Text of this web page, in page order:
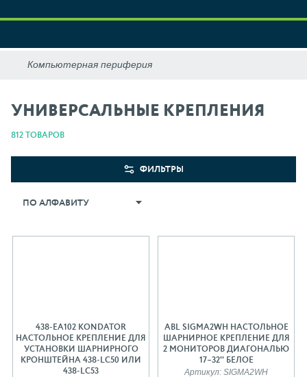
УНИВЕРСАЛЬНЫЕ КРЕПЛЕНИЯ
812 ТОВАРОВ
ФИЛЬТРЫ
ПО АЛФАВИТУ
438-EA102 KONDATOR
НАСТОЛЬНОЕ КРЕПЛЕНИЕ ДЛЯ
УСТАНОВКИ ШАРНИРНОГО
КРОНШТЕЙНА 438-LC50 ИЛИ
438-LC53
ABL SIGMA2WH НАСТОЛЬНОЕ
ШАРНИРНОЕ КРЕПЛЕНИЕ ДЛЯ
2 МОНИТОРОВ ДИАГОНАЛЬЮ
17–32'' БЕЛОЕ
Артикул: SIGMA2WH